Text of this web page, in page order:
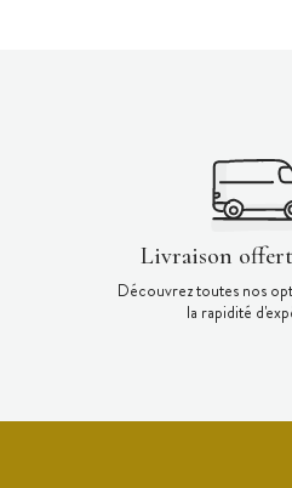
Livraison
Découvrez toutes nos
la rapidité